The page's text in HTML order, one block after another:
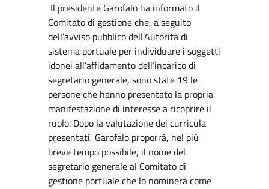
Il presidente Garofalo ha informato il
Comitato di gestione che, a seguito
dell’avviso pubblico dell’Autorità di
sistema portuale per individuare i soggetti
idonei all’affidamento dell’incarico di
segretario generale, sono state 19 le
persone che hanno presentato la propria
manifestazione di interesse a ricoprire il
ruolo. Dopo la valutazione dei curricula
presentati, Garofalo proporrà, nel più
breve tempo possibile, il nome del
segretario generale al Comitato di
gestione portuale che lo nominerà come